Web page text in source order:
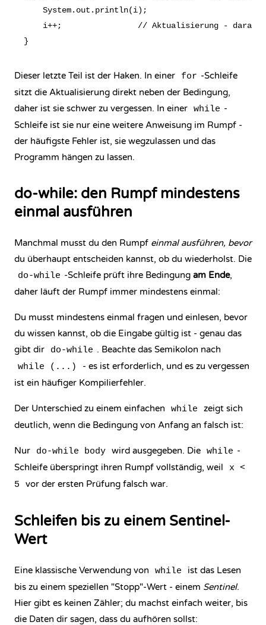
    System.out.println(i);
i++;                // Aktualisierung - daran
Dieser letzte Teil ist der Haken. In einer for -Schleife
sitzt die Aktualisierung direkt neben der Bedingung,
daher ist sie schwer zu vergessen. In einer while -
Schleife ist sie nur eine weitere Anweisung im Rumpf -
der häufigste Fehler ist, sie wegzulassen und das
Programm hängen zu lassen.
do-while: den Rumpf mindestens
einmal ausführen
Manchmal musst du den Rumpf einmal ausführen, bevor
du überhaupt entscheiden kannst, ob du wiederholst. Die
do-while -Schleife prüft ihre Bedingung am Ende,
daher läuft der Rumpf immer mindestens einmal:
Du musst mindestens einmal fragen und einlesen, bevor
du wissen kannst, ob die Eingabe gültig ist - genau das
gibt dir
do-while . Beachte das Semikolon nach
while (...)
- es ist erforderlich, und es zu vergessen
ist ein häufiger Kompilierfehler.
Der Unterschied zu einem einfachen while
zeigt sich
deutlich, wenn die Bedingung von Anfang an falsch ist:
Nur do-while body wird ausgegeben. Die while -
Schleife überspringt ihren Rumpf vollständig, weil
x <
5
vor der ersten Prüfung falsch war.
Schleifen bis zu einem Sentinel-
Wert
Eine klassische Verwendung von while
ist das Lesen
bis zu einem speziellen "Stopp"-Wert - einem Sentinel.
Hier gibt es keinen Zähler; du machst einfach weiter, bis
die Daten dir sagen, dass du aufhören sollst: